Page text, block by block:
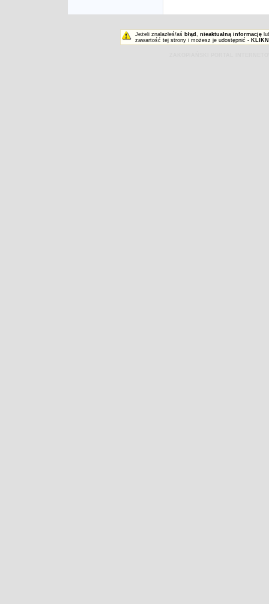
Jeżeli znalazłeś/aś błąd , nieaktualną informację
zawartość tej strony i możesz je udostępnić -